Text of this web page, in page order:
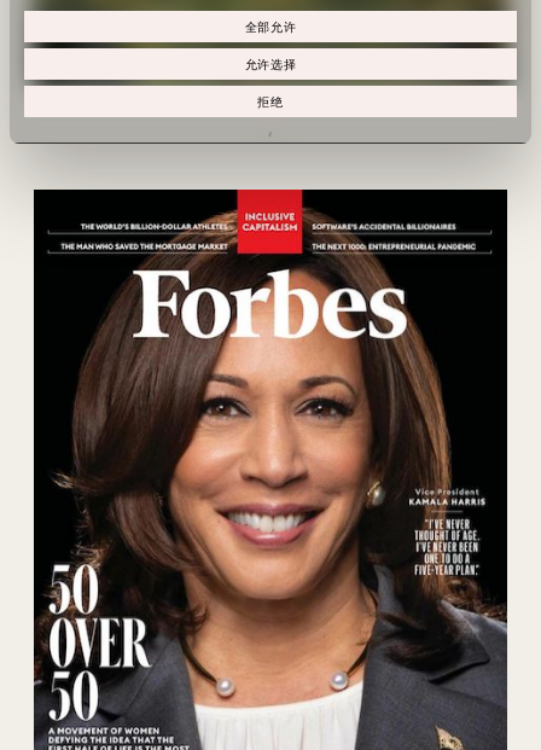
全部允许
允许选择
拒绝
,